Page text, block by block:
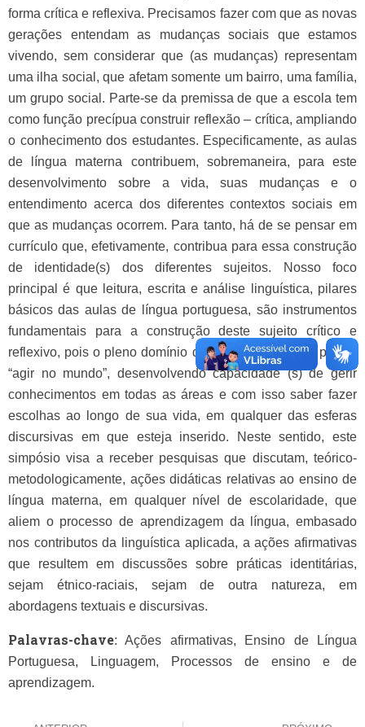
forma crítica e reflexiva. Precisamos fazer com que as novas
gerações entendam as mudanças sociais que estamos
vivendo, sem considerar que (as mudanças) representam
uma ilha social, que afetam somente um bairro, uma família,
um grupo social. Parte-se da premissa de que a escola tem
como função precípua construir reflexão – crítica, ampliando
o conhecimento dos estudantes. Especificamente, as aulas
de língua materna contribuem, sobremaneira, para este
desenvolvimento sobre a vida, suas mudanças e o
entendimento acerca dos diferentes contextos sociais em
que as mudanças ocorrem. Para tanto, há de se pensar em
currículo que, efetivamente, contribua para essa construção
de identidade(s) dos diferentes sujeitos. Nosso foco
principal é que leitura, escrita e análise linguística, pilares
básicos das aulas de língua portuguesa, são instrumentos
fundamentais para a construção deste sujeito crítico e
reflexivo, pois o pleno domínio da língua é condição para o
“agir no mundo”, desenvolvendo capacidade (s) de gerir
conhecimentos em todas as áreas e com isso saber fazer
escolhas ao longo de sua vida, em qualquer das esferas
discursivas em que esteja inserido. Neste sentido, este
simpósio visa a receber pesquisas que discutam, teórico-
metodologicamente, ações didáticas relativas ao ensino de
língua materna, em qualquer nível de escolaridade, que
aliem o processo de aprendizagem da língua, embasado
nos contributos da linguística aplicada, a ações afirmativas
que resultem em discussões sobre práticas identitárias,
sejam étnico-raciais, sejam de outra natureza, em
abordagens textuais e discursivas.
Palavras-chave: Ações afirmativas, Ensino de Língua
Portuguesa, Linguagem, Processos de ensino e de
aprendizagem.